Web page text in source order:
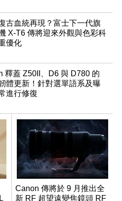
古血統再現？富士下一代旗
X-T6 傳將迎來外觀與色彩科
優化
釋蓋 Z50II、D6 與 D780 的
體更新！針對選單語系及曝
進行修復
Canon 傳將於 9 月推出全
新 RF 超望遠變焦鏡頭 RF